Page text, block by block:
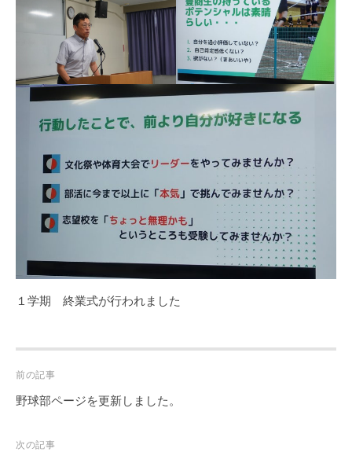
１学期 終業式が行われました
Post
navigation
前の記事
野球部ページを更新しました。
次の記事